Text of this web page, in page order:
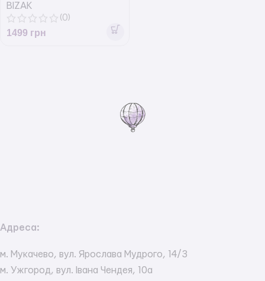
BIZAK
(0)
1499 грн
Адреса:
м. Мукачево, вул. Ярослава Мудрого, 14/3
м. Ужгород, вул. Івана Чендея, 10а